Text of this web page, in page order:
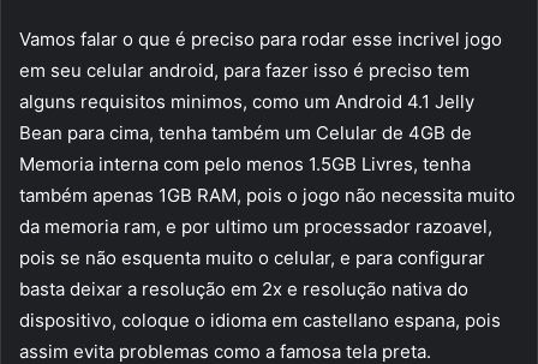
Vamos falar o que é preciso para rodar esse incrivel jogo
em seu celular android, para fazer isso é preciso tem
alguns requisitos minimos, como um Android 4.1 Jelly
Bean para cima, tenha também um Celular de 4GB de
Memoria interna com pelo menos 1.5GB Livres, tenha
também apenas 1GB RAM, pois o jogo não necessita muito
da memoria ram, e por ultimo um processador razoavel,
pois se não esquenta muito o celular, e para configurar
basta deixar a resolução em 2x e resolução nativa do
dispositivo, coloque o idioma em castellano espana, pois
assim evita problemas como a famosa tela preta.